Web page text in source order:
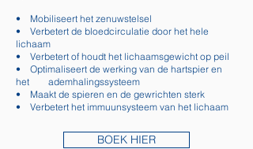
• Mobiliseert het zenuwstelsel
• Verbetert de bloedcirculatie door het hele
lichaam
• Verbetert of houdt het lichaamsgewicht op peil
• Optimaliseert de werking van de hartspier en
het ademhalingssysteem
• Maakt de spieren en de gewrichten sterk
• Verbetert het immuunsysteem van het lichaam
BOEK HIER